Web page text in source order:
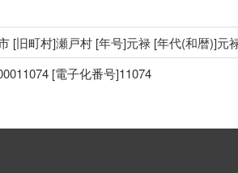
[旧町村]瀬戸村 [年号]元禄 [年代(和暦)]元
[電子化番号]11074